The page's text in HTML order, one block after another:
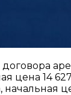
цена 14